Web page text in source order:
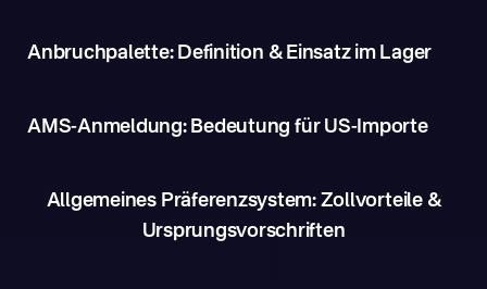
Anbruchpalette: Definition & Einsatz im Lager
AMS-Anmeldung: Bedeutung für US-Importe
Allgemeines Präferenzsystem: Zollvorteile &
Ursprungsvorschriften